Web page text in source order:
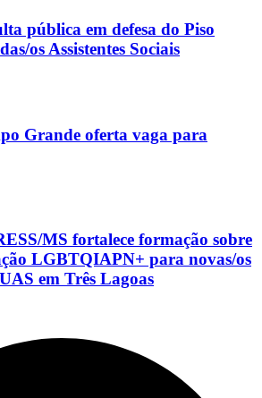
pública em defesa do Piso
os Assistentes Sociais
Grande oferta vaga para
MS fortalece formação sobre
LGBTQIAPN+ para novas/os
em Três Lagoas